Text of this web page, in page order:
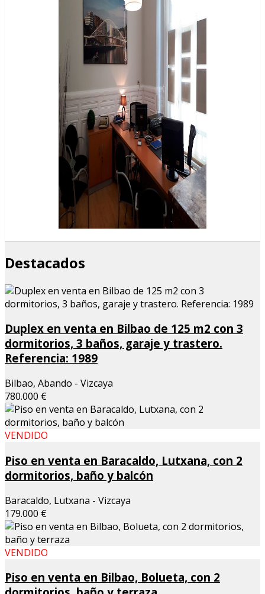
Destacados
Duplex en venta en Bilbao de 125 m2 con 3
dormitorios, 3 baños, garaje y trastero.
Referencia: 1989
Bilbao, Abando - Vizcaya
780.000 €
VENDIDO
Piso en venta en Baracaldo, Lutxana, con 2
dormitorios, baño y balcón
Baracaldo, Lutxana - Vizcaya
179.000 €
VENDIDO
Piso en venta en Bilbao, Bolueta, con 2